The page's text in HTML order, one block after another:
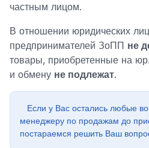
частным лицом.
В отношении юридических
предпринимателей ЗоПП не
товары, приобретенные на
и обмену не подлежат.
Если у Вас остались любые
менеджеру по продажам до
постараемся решить Ваш